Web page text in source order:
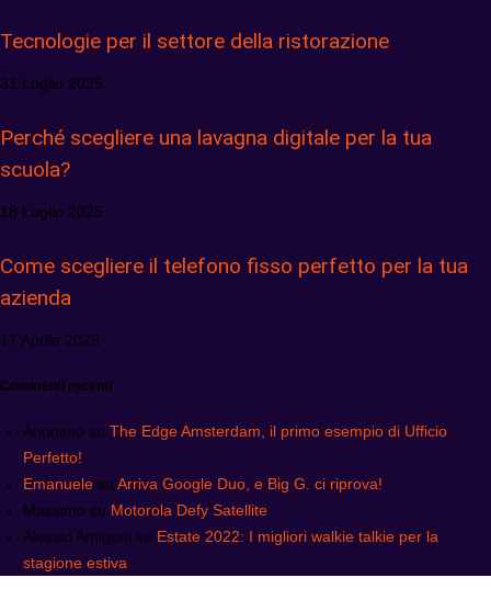
Tecnologie per il settore della ristorazione
31 Luglio 2025
Perché scegliere una lavagna digitale per la tua
scuola?
18 Luglio 2025
Come scegliere il telefono fisso perfetto per la tua
azienda
17 Aprile 2025
Commenti recenti
Anonimo su The Edge Amsterdam, il primo esempio di Ufficio
Perfetto!
Emanuele su Arriva Google Duo, e Big G. ci riprova!
Massimo su Motorola Defy Satellite
Alessio Amigoni su Estate 2022: I migliori walkie talkie per la
stagione estiva